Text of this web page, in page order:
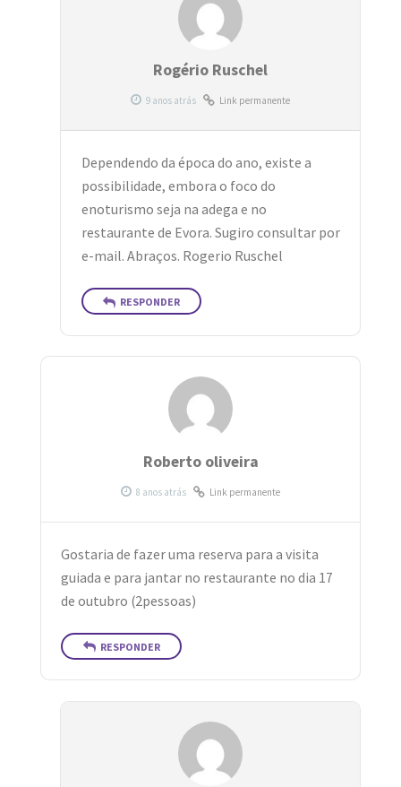
Rogério Ruschel
Link permanente
Dependendo da época do ano, existe a
possibilidade, embora o foco do
enoturismo seja na adega e no
restaurante de Evora. Sugiro consultar por
e-mail. Abraços. Rogerio Ruschel
RESPONDER
Roberto oliveira
Link permanente
Gostaria de fazer uma reserva para a visita
guiada e para jantar no restaurante no dia 17
de outubro (2pessoas)
RESPONDER